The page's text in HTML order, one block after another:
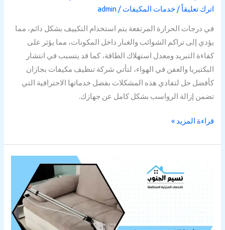
اترك تعليقاً /خدمات المكيفات /
admin
في درجات الحرارة المرتفعة يتم استخدام التكييف بشكل دائم، مما
يؤدي إلى تراكم الشوائب والغبار داخل المكونات، مما يؤثر على
كفاءة التبريد ومعدل استهلاك الطاقة، كما قد يتسبب في انتشار
البكتيريا والعفن في الهواء، لتأتي شركة تنظيف مكيفات بجازان
كأفضل حل لتفادي هذه المشكلات بفضل خدماتها الاحترافية التي
تضمن إزالة الرواسب بشكل كامل عن جهازك.
قراءة المزيد »